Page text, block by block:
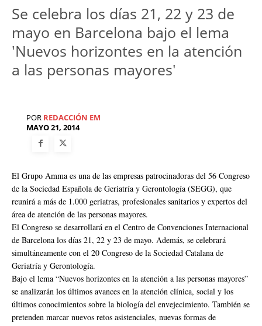
Se celebra los días 21, 22 y 23 de
mayo en Barcelona bajo el lema
'Nuevos horizontes en la atención
a las personas mayores'
POR REDACCIÓN EM
MAYO 21, 2014
El Grupo Amma es una de las empresas patrocinadoras del 56 Congreso
de la Sociedad Española de Geriatría y Gerontología (SEGG), que
reunirá a más de 1.000 geriatras, profesionales sanitarios y expertos del
área de atención de las personas mayores.
El Congreso se desarrollará en el Centro de Convenciones Internacional
de Barcelona los días 21, 22 y 23 de mayo. Además, se celebrará
simultáneamente con el 20 Congreso de la Sociedad Catalana de
Geriatría y Gerontología.
Bajo el lema “Nuevos horizontes en la atención a las personas mayores”
se analizarán los últimos avances en la atención clínica, social y los
últimos conocimientos sobre la biología del envejecimiento. También se
pretenden marcar nuevos retos asistenciales, nuevas formas de